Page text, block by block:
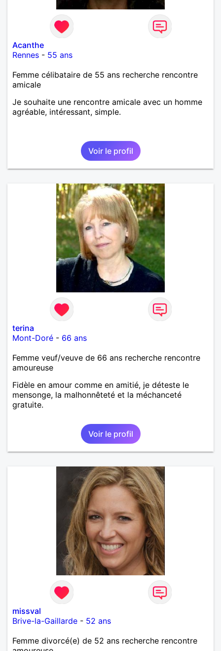
Acanthe
Rennes - 55 ans
Femme célibataire de 55 ans recherche rencontre
amicale
Je souhaite une rencontre amicale avec un homme
agréable, intéressant, simple.
Voir le profil
terina
Mont-Doré - 66 ans
Femme veuf/veuve de 66 ans recherche rencontre
amoureuse
Fidèle en amour comme en amitié, je déteste le
mensonge, la malhonnêteté et la méchanceté
gratuite.
Voir le profil
missval
Brive-la-Gaillarde - 52 ans
Femme divorcé(e) de 52 ans recherche rencontre